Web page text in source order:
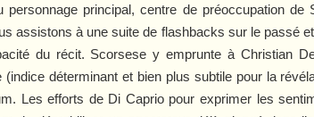
principal, centre de préoccupation
assistons à une suite de flashbacks sur le passé
du récit. Scorsese y emprunte à Christian
déterminant et bien plus subtile pour la
Les efforts de Di Caprio pour exprimer les